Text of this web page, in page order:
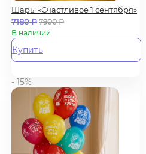
Шары «Счастливое 1 сентября»
7180₽ 7900₽
В наличии
Купить
- 15%